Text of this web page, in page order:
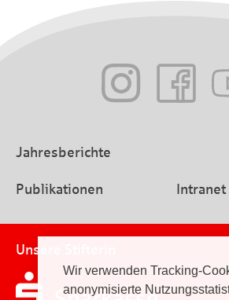
Wir verwenden Tracking-
anonymisierte
Jahresberichte
Publikationen Intranet
Unsere Stifterin